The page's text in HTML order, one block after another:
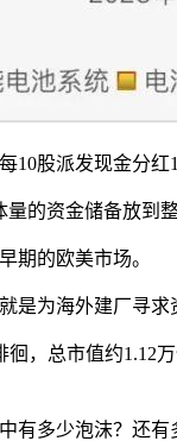
股派发现金分红
的资金储备放
期的欧美市场。
为海外建厂寻求
，总市值约
有多少泡沫？还